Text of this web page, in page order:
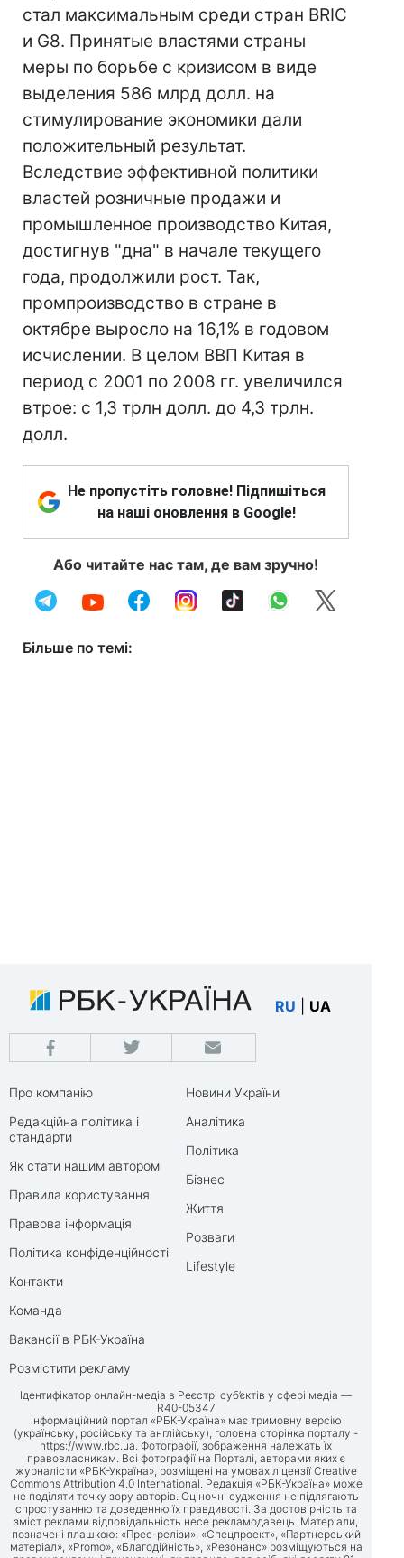
стал максимальным среди стран BRIC
и G8. Принятые властями страны
меры по борьбе с кризисом в виде
выделения 586 млрд долл. на
стимулирование экономики дали
положительный результат.
Вследствие эффективной политики
властей розничные продажи и
промышленное производство Китая,
достигнув "дна" в начале текущего
года, продолжили рост. Так,
промпроизводство в стране в
октябре выросло на 16,1% в годовом
исчислении. В целом ВВП Китая в
период с 2001 по 2008 гг. увеличился
втрое: с 1,3 трлн долл. до 4,3 трлн.
долл.
Не пропустіть головне! Підпишіться
на наші оновлення в Google!
Або читайте нас там, де вам зручно!
Більше по темі:
RU UA
Про компанію
Редакційна політика і
стандарти
Як стати нашим автором
Правила користування
Правова інформація
Політика конфіденційності
Контакти
Команда
Вакансії в РБК-Україна
Розмістити рекламу
Новини України
Аналітика
Політика
Бізнес
Життя
Розваги
Lifestyle
Ідентифікатор онлайн-медіа в Реєстрі суб’єктів у сфері медіа —
R40-05347
Інформаційний портал «РБК-Україна» має тримовну версію
(українську, російську та англійську), головна сторінка порталу -
https://www.rbc.ua. Фотографії, зображення належать їх
правовласникам. Всі фотографії на Порталі, авторами яких є
журналісти «РБК-Україна», розміщені на умовах ліцензії Creative
Commons Attribution 4.0 International. Редакція «РБК-Україна» може
не поділяти точку зору авторів. Оціночні судження не підлягають
спростуванню та доведенню їх правдивості. За достовірність та
зміст реклами відповідальність несе рекламодавець. Матеріали,
позначені плашкою: «Прес-релізи», «Спецпроект», «Партнерський
матеріал», «Promo», «Благодійність», «Резонанс» розміщуються на